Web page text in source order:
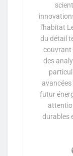
l'habitat
du détail
couvrant
des
futur
durables